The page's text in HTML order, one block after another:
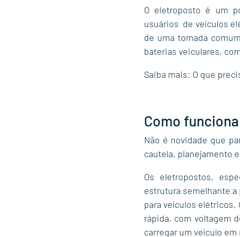
O eletroposto é um
usuários  de veículos
de uma tomada
baterias veiculares,
Saiba mais: O que
Como
Não é novidade que
cautela, planejamento
Os eletropostos,
estrutura semelhante
para veículos elétricos.
rápida, com voltagem
carregar um veículo em